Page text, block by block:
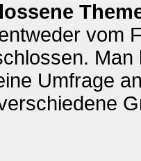
vom
Umfrage